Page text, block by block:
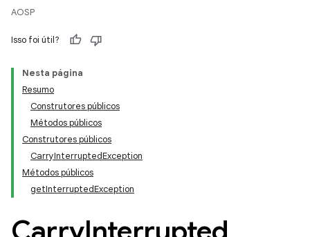
AOSP
Isso foi útil?
Nesta página
Resumo
Construtores públicos
Métodos públicos
Construtores públicos
CarryInterruptedException
Métodos públicos
getInterruptedException